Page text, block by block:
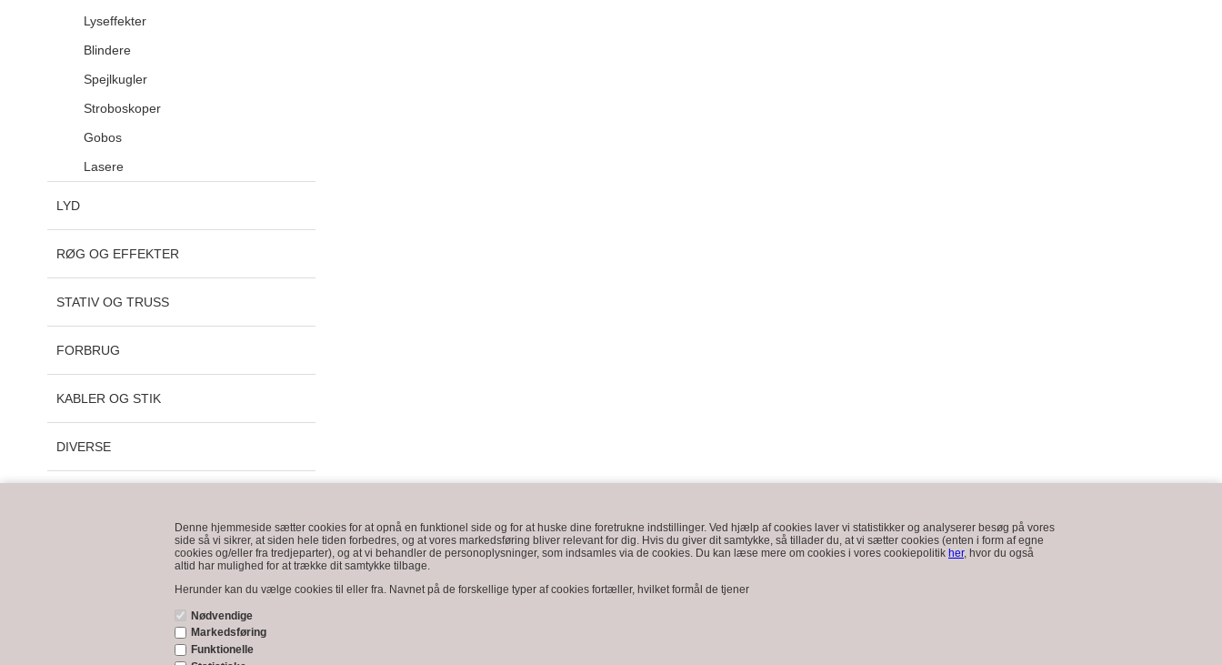
Denne hjemmeside sætter cookies for at opnå en funktionel side og for at huske dine foretrukne indstillinger. Ved hjælp af cookies laver vi statistikker og analyserer besøg på vores
side så vi sikrer, at siden hele tiden forbedres, og at vores markedsføring bliver relevant for dig. Hvis du giver dit samtykke, så tillader du, at vi sætter cookies (enten i form af egne
cookies og/eller fra tredjeparter), og at vi behandler de personoplysninger, som indsamles via de cookies. Du kan læse mere om cookies i vores cookiepolitik her, hvor du også
altid har mulighed for at trække dit samtykke tilbage.
Herunder kan du vælge cookies til eller fra. Navnet på de forskellige typer af cookies fortæller, hvilket formål de tjener
Nødvendige
Markedsføring
Funktionelle
Lyseffekter
Blindere
Spejlkugler
Stroboskoper
Gobos
Lasere
LYD
RØG OG EFFEKTER
STATIV OG TRUSS
FORBRUG
KABLER OG STIK
DIVERSE